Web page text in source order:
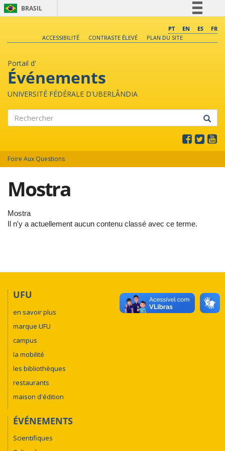
BRASIL
Comunica BR
PT EN ES
FR
ACCESSIBILITÉ
CONTRASTE ÉLEVÉ PLAN DU SITE
Portail d'
Événements
UNIVERSITÉ FÉDÉRALE D'UBERLÂNDIA
Foire Aux Questions
Mostra
Mostra
Il n'y a actuellement aucun contenu classé avec ce terme.
UFU
en savoir plus
marque UFU
campus
la mobilité
les bibliothèques
restaurants
maison d'édition
ÉVÉNEMENTS
Scientifiques